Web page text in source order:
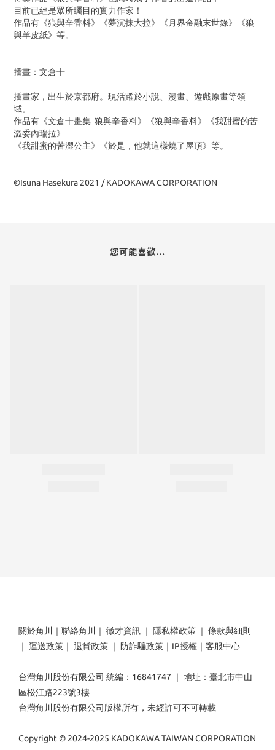
目前已經是眾所矚目的實力作家！
作品有《狼與辛香料》《夢沉抹大拉》《月界金融末世錄》《狼
與羊皮紙》等。
插畫：文倉十
插畫家，出生於京都府。現活躍於小說、漫畫、遊戲原畫等領
域。
作品有《文倉十畫集 狼與辛香料》《狼與辛香料》《我甜蜜的苦
澀委內瑞拉》
《我甜蜜的苦澀公主》《於是，他就這樣燒了屋頂》等。
©Isuna Hasekura 2021 / KADOKAWA CORPORATION
您可能喜歡...
關於角川 ｜ 聯絡角川 ｜ 徵才資訊 ｜ 隱私權政策 ｜ 條款與細則
｜ 運送政策 ｜ 退貨政策 ｜ 防詐騙政策 ｜ IP授權 ｜ 客服中心
台灣角川股份有限公司 統編：16841747 ｜ 地址：臺北市中山
區松江路223號3樓
台灣角川股份有限公司版權所有，未經許可不可轉載
Copyright © 2024-2025 KADOKAWA TAIWAN CORPORATION